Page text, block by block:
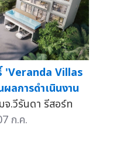
'Veranda Villas
การดำเนินงาน
.วีรันดา รีสอร์ท
ก.ค.